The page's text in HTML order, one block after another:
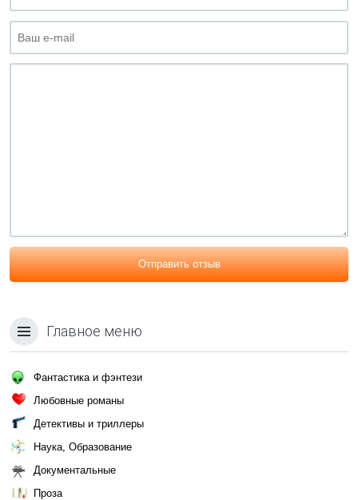
Отправить отзыв
Главное меню
Фантастика и фэнтези
Любовные романы
Детективы и триллеры
Наука, Образование
Документальные
Проза